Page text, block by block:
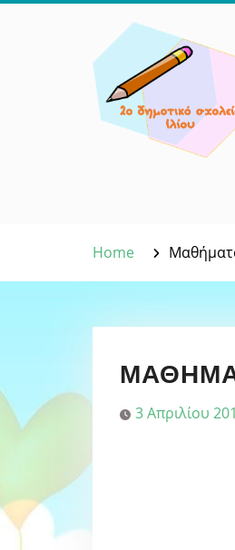
Home
3 Απριλίου